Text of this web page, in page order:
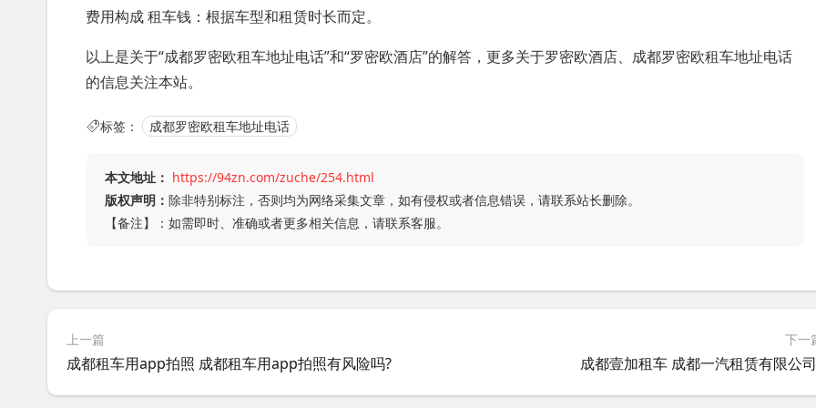
费用构成 租车钱：根据车型和租赁时长而定。
以上是关于“成都罗密欧租车地址电话”和“罗密欧酒店”的解答，更多关于罗密欧酒店、成都罗密欧租车地址电话
的信息关注本站。
标签： 成都罗密欧租车地址电话
本文地址： https://94zn.com/zuche/254.html
版权声明： 除非特别标注，否则均为网络采集文章，如有侵权或者信息错误，请联系站长删除。
【备注】：如需即时、准确或者更多相关信息，请联系客服。
上一篇
成都租车用app拍照 成都租车用app拍照有风险吗?
下一
成都壹加租车 成都一汽租赁有限公